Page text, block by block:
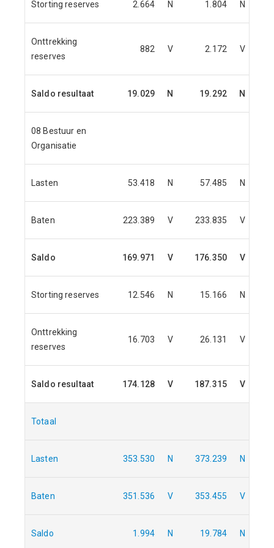
Storting reserves 2.664 N 1.804 N
Onttrekking
reserves
882 V 2.172 V
Saldo resultaat 19.029 N 19.292 N
08 Bestuur en
Organisatie
Lasten 53.418 N 57.485 N
Baten 223.389 V 233.835 V
Saldo 169.971 V 176.350 V
Storting reserves 12.546 N 15.166 N
Onttrekking
reserves
16.703 V 26.131 V
Saldo resultaat 174.128 V 187.315 V
Totaal
Lasten 353.530 N 373.239 N
Baten 351.536 V 353.455 V
Saldo 1.994 N 19.784 N